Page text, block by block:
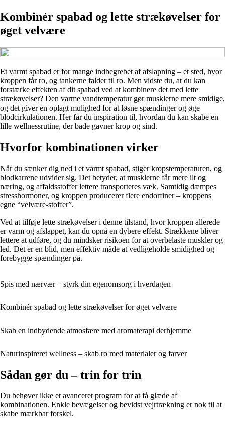
Kombinér spabad og lette strækøvelser for
øget velvære
Et varmt spabad er for mange indbegrebet af afslapning – et sted, hvor
kroppen får ro, og tankerne falder til ro. Men vidste du, at du kan
forstærke effekten af dit spabad ved at kombinere det med lette
strækøvelser? Den varme vandtemperatur gør musklerne mere smidige,
og det giver en oplagt mulighed for at løsne spændinger og øge
blodcirkulationen. Her får du inspiration til, hvordan du kan skabe en
lille wellnessrutine, der både gavner krop og sind.
Hvorfor kombinationen virker
Når du sænker dig ned i et varmt spabad, stiger kropstemperaturen, og
blodkarrene udvider sig. Det betyder, at musklerne får mere ilt og
næring, og affaldsstoffer lettere transporteres væk. Samtidig dæmpes
stresshormoner, og kroppen producerer flere endorfiner – kroppens
egne “velvære-stoffer”.
Ved at tilføje lette strækøvelser i denne tilstand, hvor kroppen allerede
er varm og afslappet, kan du opnå en dybere effekt. Strækkene bliver
lettere at udføre, og du mindsker risikoen for at overbelaste muskler og
led. Det er en blid, men effektiv måde at vedligeholde smidighed og
forebygge spændinger på.
Spis med nærvær – styrk din egenomsorg i hverdagen
Kombinér spabad og lette strækøvelser for øget velvære
Skab en indbydende atmosfære med aromaterapi derhjemme
Naturinspireret wellness – skab ro med materialer og farver
Sådan gør du – trin for trin
Du behøver ikke et avanceret program for at få glæde af
kombinationen. Enkle bevægelser og bevidst vejrtrækning er nok til at
skabe mærkbar forskel.